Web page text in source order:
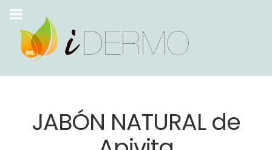
JABÓN NATURAL de